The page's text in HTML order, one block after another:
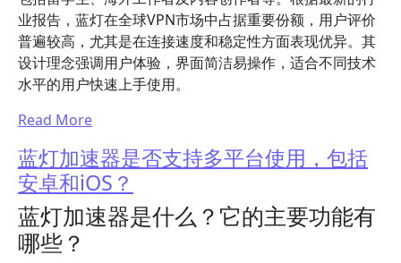
业报告，蓝灯在全球VPN市场中占据重要份额，用户评价
普遍较高，尤其是在连接速度和稳定性方面表现优异。其
设计理念强调用户体验，界面简洁易操作，适合不同技术
水平的用户快速上手使用。
Read More
蓝灯加速器是否支持多平台使用，包括
安卓和iOS？
蓝灯加速器是什么？它的主要功能有
哪些？